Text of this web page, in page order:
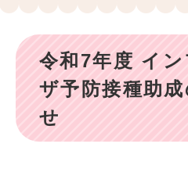
本
令和7年度 イ
ザ予防接種助
せ